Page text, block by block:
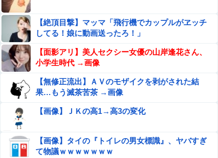
【絶頂目撃】マッマ「飛行機でカップルがヱッチ
してる！娘に動画送ったろ！」
【面影アリ】美人セクシー女優の山岸逢花さん、
小学生時代 →画像
【無修正流出】ＡＶのモザイクを剥がされた結
果…もう滅茶苦茶 →画像
【画像】ＪＫの高1→高3の変化
【画像】タイの『トイレの男女標識』、ヤバすぎ
て物議ｗｗｗｗｗｗｗ